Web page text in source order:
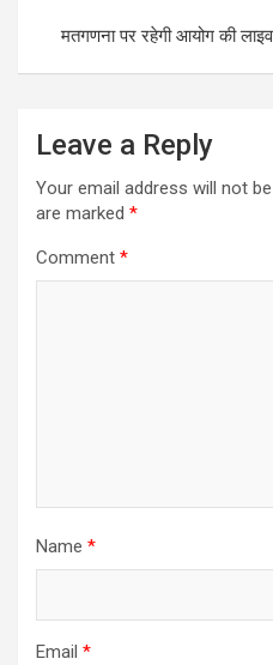
मतगणना पर रहेगी आयोग की
Leave a Reply
Your email address will not
are marked *
Comment *
Name *
Email *